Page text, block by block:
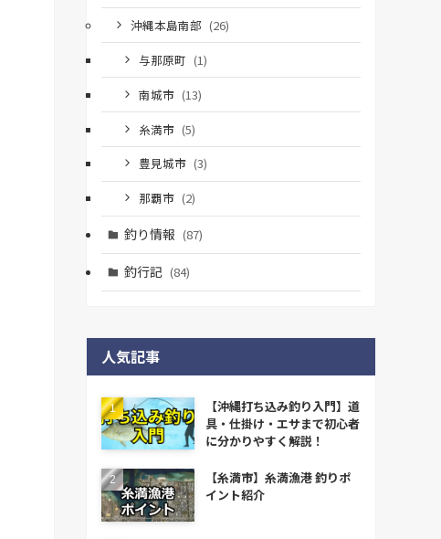
沖縄本島南部 (26)
与那原町 (1)
南城市 (13)
糸満市 (5)
豊見城市 (3)
那覇市 (2)
釣り情報 (87)
釣行記 (84)
人気記事
【沖縄打ち込み釣り入門】道
具・仕掛け・エサまで初心者
に分かりやすく解説！
【糸満市】糸満漁港 釣りポ
イント紹介